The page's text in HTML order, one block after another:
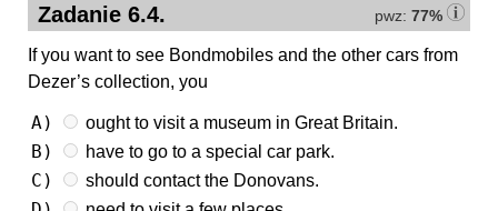
pwz: 77%
Zadanie 6.4.
If you want to see Bondmobiles and the other cars from
Dezer’s collection, you
A) ought to visit a museum in Great Britain.
B) have to go to a special car park.
C) should contact the Donovans.